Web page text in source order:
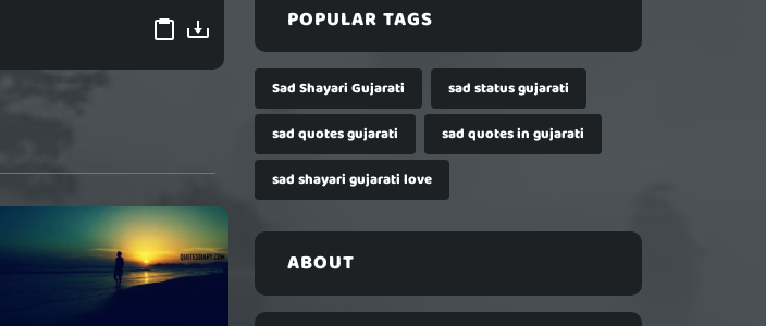
POPULAR TAGS
Sad Shayari Gujarati
sad status gujarati
sad quotes gujarati
sad quotes in gujarati
sad shayari gujarati love
ABOUT